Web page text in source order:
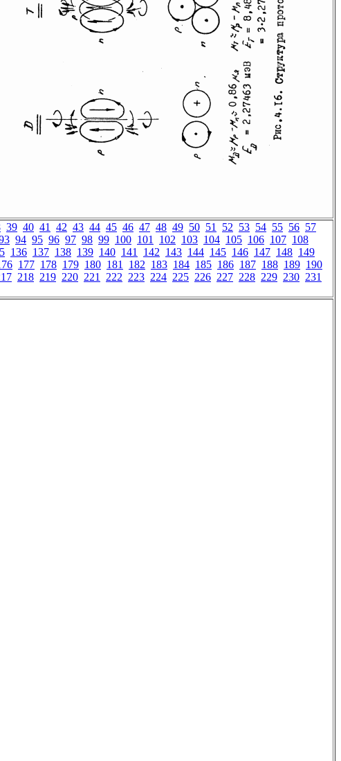
39 40 41 42 43 44 45 46 47 48 49 50 51 52 53 54 55 56 57
94 95 96 97 98 99 100 101 102 103 104 105 106 107 108
136 137 138 139 140 141 142 143 144 145 146 147 148 149
177 178 179 180 181 182 183 184 185 186 187 188 189 190
218 219 220 221 222 223 224 225 226 227 228 229 230 231